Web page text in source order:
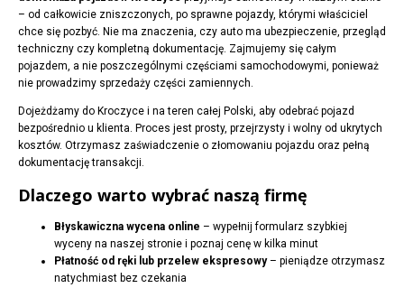
– od całkowicie zniszczonych, po sprawne pojazdy, którymi właściciel
chce się pozbyć. Nie ma znaczenia, czy auto ma ubezpieczenie, przegląd
techniczny czy kompletną dokumentację. Zajmujemy się całym
pojazdem, a nie poszczególnymi częściami samochodowymi, ponieważ
nie prowadzimy sprzedaży części zamiennych.
Dojeżdżamy do Kroczyce i na teren całej Polski, aby odebrać pojazd
bezpośrednio u klienta. Proces jest prosty, przejrzysty i wolny od ukrytych
kosztów. Otrzymasz zaświadczenie o złomowaniu pojazdu oraz pełną
dokumentację transakcji.
Dlaczego warto wybrać naszą firmę
Błyskawiczna wycena online – wypełnij formularz szybkiej
wyceny na naszej stronie i poznaj cenę w kilka minut
Płatność od ręki lub przelew ekspresowy– pieniądze otrzymasz
natychmiast bez czekania